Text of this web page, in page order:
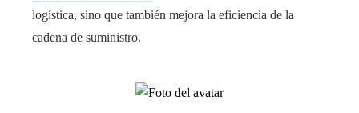
logística, sino que también mejora la eficiencia de la
cadena de suministro.